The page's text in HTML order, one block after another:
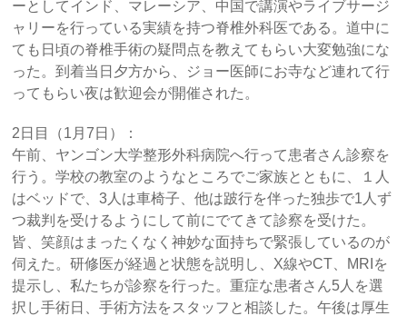
ーとしてインド、マレーシア、中国で講演やライブサージ
ャリーを行っている実績を持つ脊椎外科医である。道中に
ても日頃の脊椎手術の疑問点を教えてもらい大変勉強にな
った。到着当日夕方から、ジョー医師にお寺など連れて行
ってもらい夜は歓迎会が開催された。
2日目（1月7日）：
午前、ヤンゴン大学整形外科病院へ行って患者さん診察を
行う。学校の教室のようなところでご家族とともに、１人
はベッドで、3人は車椅子、他は跛行を伴った独歩で1人ず
つ裁判を受けるようにして前にでてきて診察を受けた。
皆、笑顔はまったくなく神妙な面持ちで緊張しているのが
伺えた。研修医が経過と状態を説明し、X線やCT、MRIを
提示し、私たちが診察を行った。重症な患者さん5人を選
択し手術日、手術方法をスタッフと相談した。午後は厚生